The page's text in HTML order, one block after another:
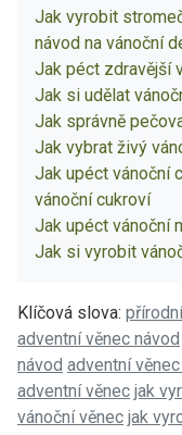
Jak vyrobit
návod na vánoční
Jak péct zdravější
Jak si udělat
Jak správně
Jak vybrat živý
Jak upéct vánoční
vánoční cukroví
Jak upéct vánoční
Jak si vyrobit
Klíčová slova:
adventní věnec návod
návod adventní
adventní věnec jak
vánoční věnec jak